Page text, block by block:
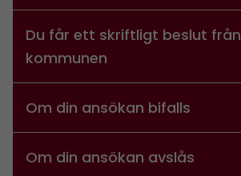
Du får ett skriftligt beslut från
kommunen
Om din ansökan bifalls
Om din ansökan avslås